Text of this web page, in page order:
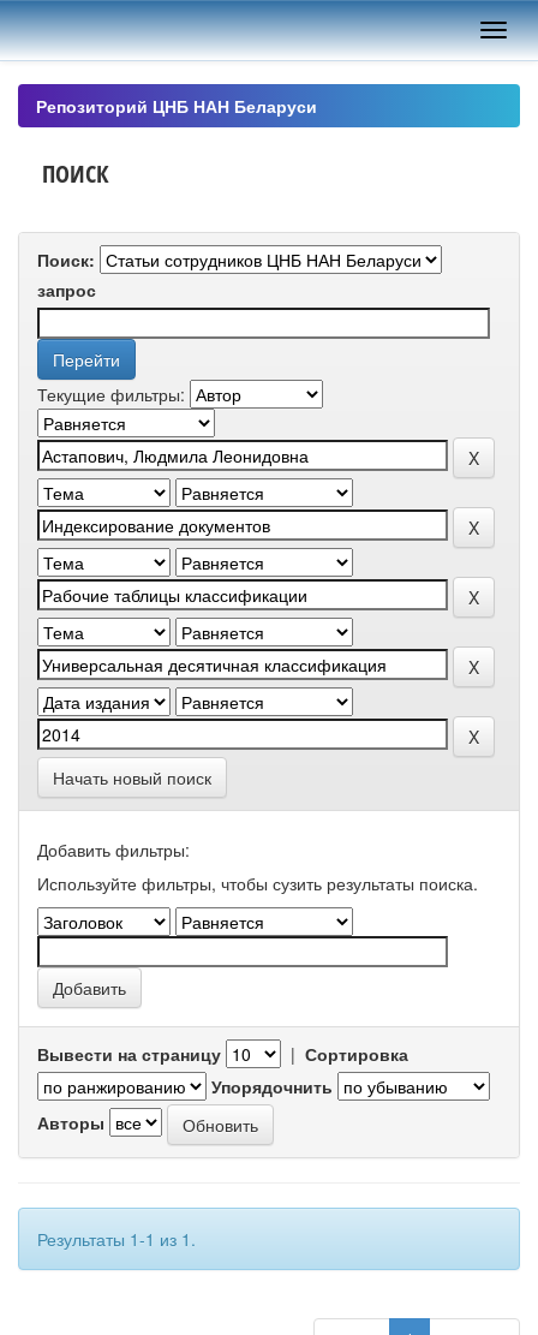
Skip
navigation
Репозиторий ЦНБ НАН Беларуси
ПОИСК
Поиск:
запрос
Текущие фильтры:
Начать новый поиск
Добавить фильтры:
Используйте фильтры, чтобы сузить результаты поиска.
Вывести на страницу | Сортировка
Упорядочнить
Авторы
Результаты 1-1 из 1.